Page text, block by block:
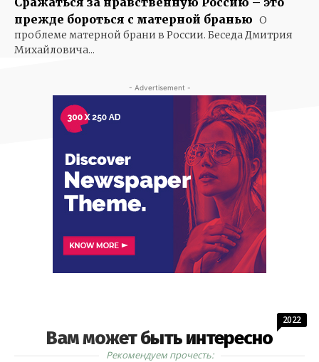
прежде бороться с матерной бранью О
проблеме матерной брани в России. Беседа Дмитрия
Михайловича...
- Advertisement -
Вам может быть интересно
2022
Рекомендуем прочесть: